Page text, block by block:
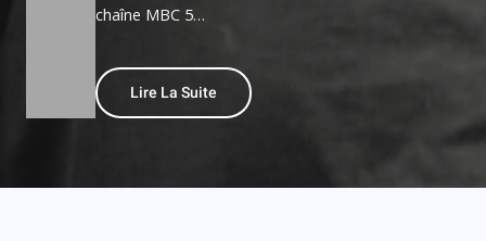
chaîne MBC 5…
Lire La Suite